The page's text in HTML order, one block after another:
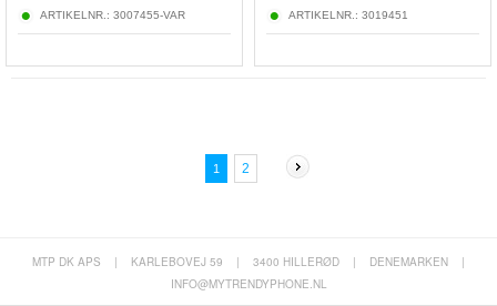
ARTIKELNR.: 3007455-VAR ARTIKELNR.: 3019451
1 2
MTP DK APS | KARLEBOVEJ 59 | 3400 HILLERØD | DENEMARKEN
|
INFO@MYTRENDYPHONE.NL